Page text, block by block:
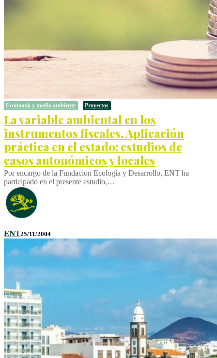
Economía y medio ambiente Proyectos
La variable ambiental en los
instrumentos fiscales. Aplicación
práctica en el estado: estudios de
casos autonómicos y locales
Por encargo de la Fundación Ecología y Desarrollo, ENT ha
participado en el presente estudio,…
ENT25/11/2004